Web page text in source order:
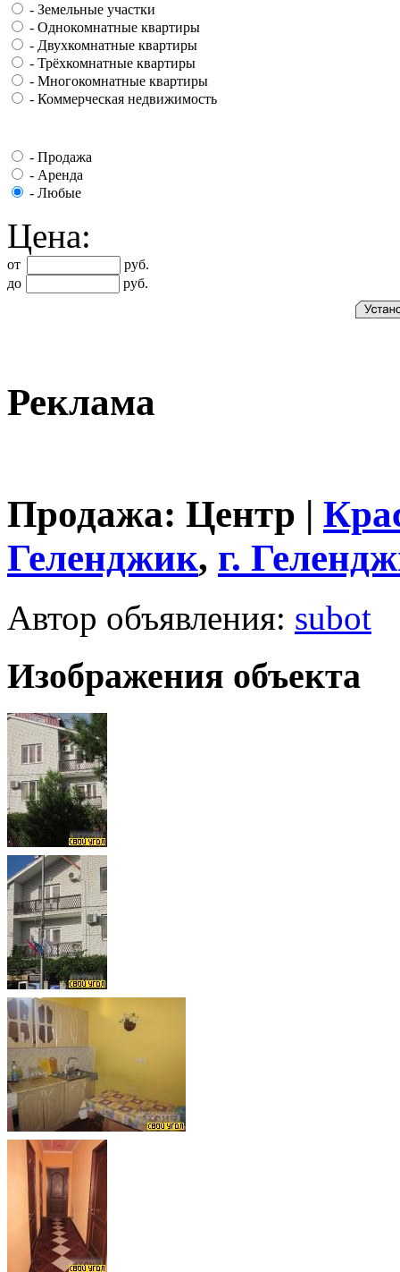
- Земельные участки
- Однокомнатные квартиры
- Двухкомнатные квартиры
- Трёхкомнатные квартиры
- Многокомнатные квартиры
- Коммерческая недвижимость
- Продажа
- Аренда
- Любые
Цена:
от
руб.
до
руб.
Реклама
Продажа: Центр |
Геленджик, г.
Автор объявления: subot
Изображения объекта